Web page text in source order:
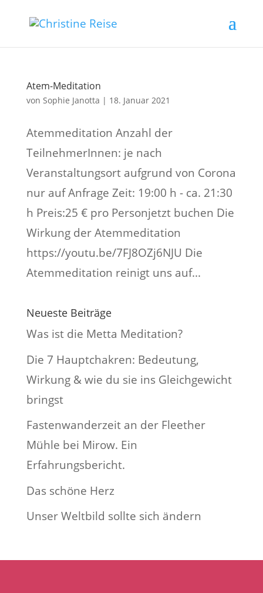
Atem-Meditation
von Sophie Janotta | 18. Januar 2021
Atemmeditation Anzahl der
TeilnehmerInnen: je nach
Veranstaltungsort aufgrund von Corona
nur auf Anfrage Zeit: 19:00 h - ca. 21:30
h Preis:25 € pro Personjetzt buchen Die
Wirkung der Atemmeditation
https://youtu.be/7FJ8OZj6NJU Die
Atemmeditation reinigt uns auf...
Neueste Beiträge
Was ist die Metta Meditation?
Die 7 Hauptchakren: Bedeutung,
Wirkung & wie du sie ins Gleichgewicht
bringst
Fastenwanderzeit an der Fleether
Mühle bei Mirow. Ein
Erfahrungsbericht.
Das schöne Herz
Unser Weltbild sollte sich ändern